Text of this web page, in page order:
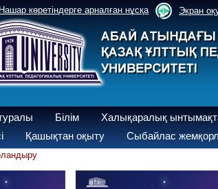
Нашар көретіндерге арналған нұсқа Экран
Білім Халықаралық
Қашықтан оқыту Сыбайлас